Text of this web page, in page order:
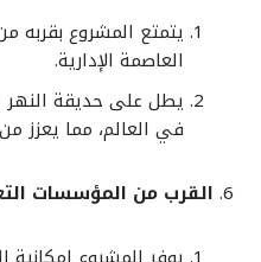
يتمتع المشروع بقربه
العاصمة الإدارية.
يطل على حديقة النهر
في العالم، مما يعزز
القرب من المؤسسات